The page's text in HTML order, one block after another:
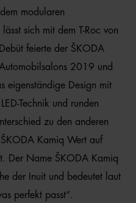
modularen
sich mit dem T-Roc von
feierte der ŠKODA
2019 und
eigenständige Design mit
Technik und runden
zu den anderen
Kamiq Wert auf
Der Name ŠKODA Kamiq
der Inuit und bedeutet laut
perfekt passt“.